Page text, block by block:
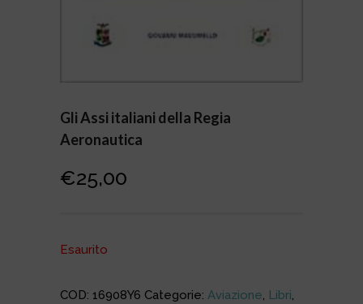
Gli Assi italiani della Regia
Aeronautica
€25,00
Esaurito
COD: 16908Y6 Categorie: Aviazione, Libri,